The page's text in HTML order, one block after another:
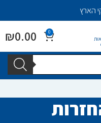
הארץ
0
₪0.00